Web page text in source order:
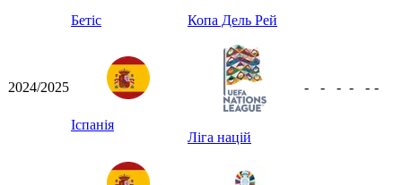
Бетіс Копа Дель Рей
2024/2025
Іспанія
Ліга націй
- - - - - -